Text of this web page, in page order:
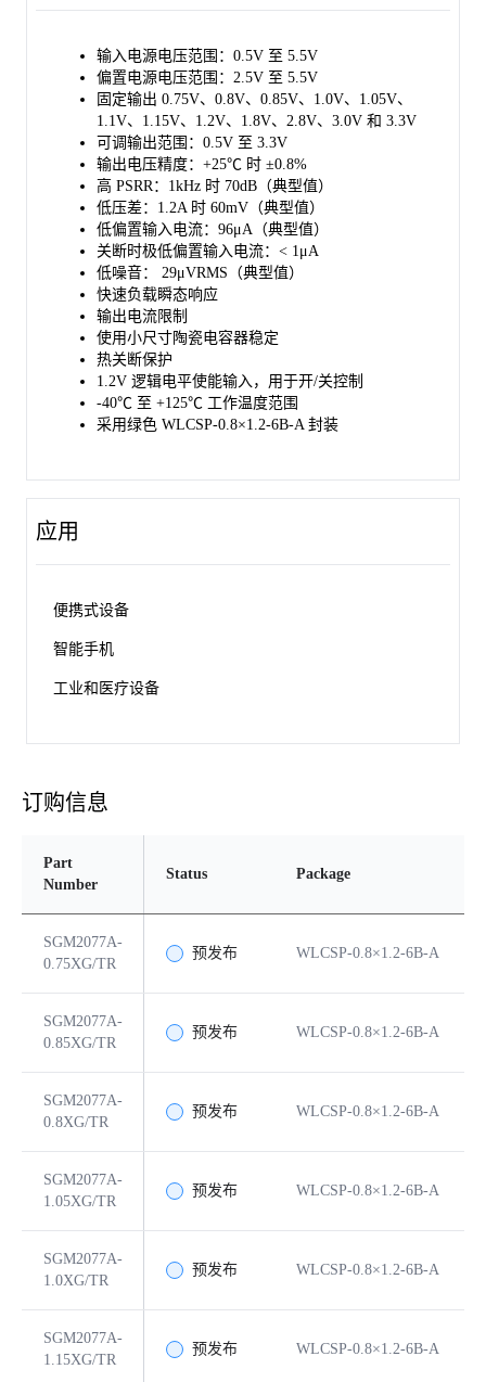
输入电源电压范围：0.5V 至 5.5V
偏置电源电压范围：2.5V 至 5.5V
固定输出 0.75V、0.8V、0.85V、1.0V、1.05V、
1.1V、1.15V、1.2V、1.8V、2.8V、3.0V 和 3.3V
可调输出范围：0.5V 至 3.3V
输出电压精度：+25℃ 时 ±0.8%
高 PSRR：1kHz 时 70dB（典型值）
低压差：1.2A 时 60mV（典型值）
低偏置输入电流：96μA（典型值）
关断时极低偏置输入电流：< 1μA
低噪音： 29μVRMS（典型值）
快速负载瞬态响应
输出电流限制
使用小尺寸陶瓷电容器稳定
热关断保护
1.2V 逻辑电平使能输入，用于开/关控制
-40℃ 至 +125℃ 工作温度范围
采用绿色 WLCSP-0.8×1.2-6B-A 封装
应用
便携式设备
智能手机
工业和医疗设备
订购信息
Part
Number
Status Package
SGM2077A-
0.75XG/TR
预发布 WLCSP-0.8×1.2-6B-A
SGM2077A-
0.85XG/TR
预发布 WLCSP-0.8×1.2-6B-A
SGM2077A-
0.8XG/TR
预发布 WLCSP-0.8×1.2-6B-A
SGM2077A-
1.05XG/TR
预发布 WLCSP-0.8×1.2-6B-A
SGM2077A-
1.0XG/TR
预发布 WLCSP-0.8×1.2-6B-A
SGM2077A-
1.15XG/TR
预发布 WLCSP-0.8×1.2-6B-A